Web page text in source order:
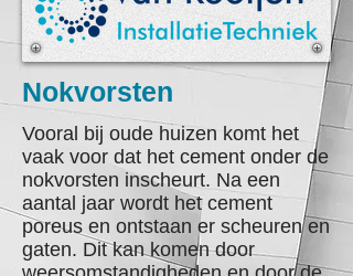
Nokvorsten
Vooral bij oude huizen komt het
vaak voor dat het cement onder de
nokvorsten inscheurt. Na een
aantal jaar wordt het cement
poreus en ontstaan er scheuren en
gaten. Dit kan komen door